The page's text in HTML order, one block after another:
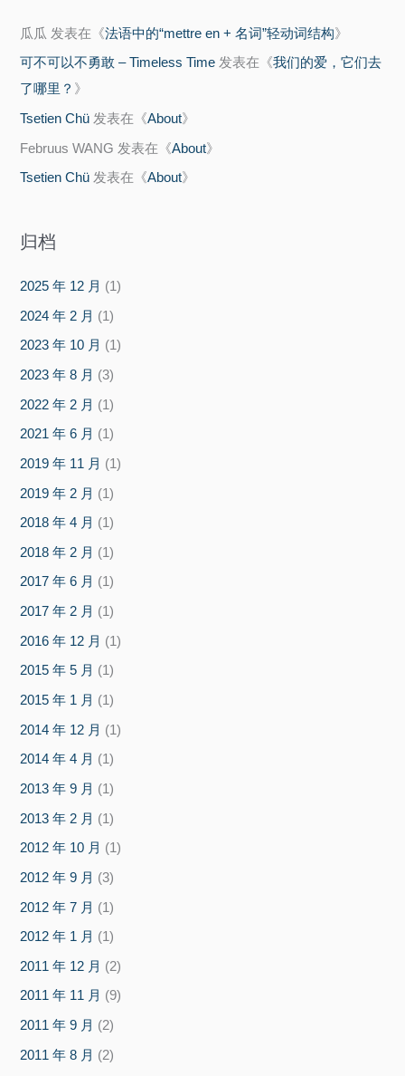
瓜瓜 发表在《法语中的“mettre en + 名词”轻动词结构》
可不可以不勇敢 – Timeless Time 发表在《我们的爱，它们去
了哪里？ 》
Tsetien Chü 发表在《About》
Februus WANG 发表在《About》
Tsetien Chü 发表在《About》
归档
2025 年 12 月 (1)
2024 年 2 月 (1)
2023 年 10 月 (1)
2023 年 8 月 (3)
2022 年 2 月 (1)
2021 年 6 月 (1)
2019 年 11 月 (1)
2019 年 2 月 (1)
2018 年 4 月 (1)
2018 年 2 月 (1)
2017 年 6 月 (1)
2017 年 2 月 (1)
2016 年 12 月 (1)
2015 年 5 月 (1)
2015 年 1 月 (1)
2014 年 12 月 (1)
2014 年 4 月 (1)
2013 年 9 月 (1)
2013 年 2 月 (1)
2012 年 10 月 (1)
2012 年 9 月 (3)
2012 年 7 月 (1)
2012 年 1 月 (1)
2011 年 12 月 (2)
2011 年 11 月 (9)
2011 年 9 月 (2)
2011 年 8 月 (2)